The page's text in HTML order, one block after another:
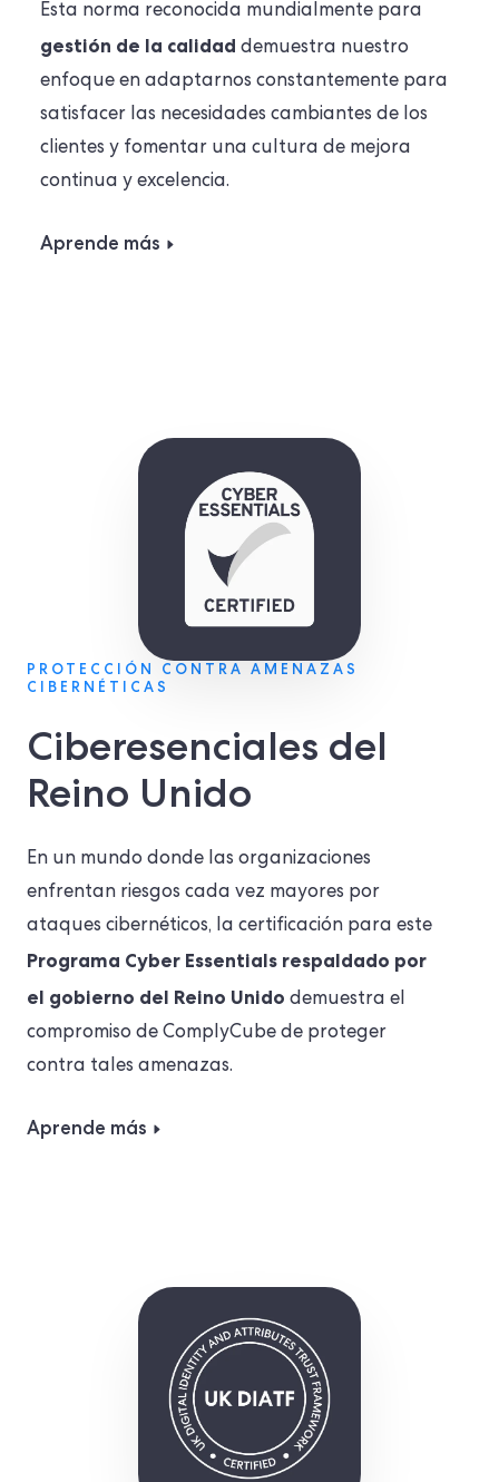
Esta norma reconocida mundialmente para
gestión de la calidad demuestra nuestro
enfoque en adaptarnos constantemente para
satisfacer las necesidades cambiantes de los
clientes y fomentar una cultura de mejora
continua y excelencia.
Aprende más
PROTECCIÓN CONTRA AMENAZAS
CIBERNÉTICAS
Ciberesenciales del
Reino Unido
En un mundo donde las organizaciones
enfrentan riesgos cada vez mayores por
ataques cibernéticos, la certificación para este
Programa Cyber Essentials respaldado por
el gobierno del Reino Unido demuestra el
compromiso de ComplyCube de proteger
contra tales amenazas.
Aprende más